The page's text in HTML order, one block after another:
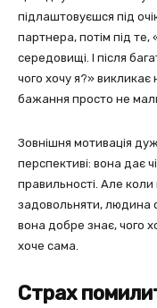
підлаштовуєшся під
партнера, потім під те,
середовищі. І після
чого хочу я?» викликає
бажання просто не
Зовнішня мотивація
перспективі: вона дає
правильності. Але
задовольняти, людина
вона добре знає, чого
хоче сама.
Страх